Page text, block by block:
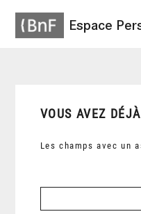
Espace
VOUS AVEZ
Les champs avec un